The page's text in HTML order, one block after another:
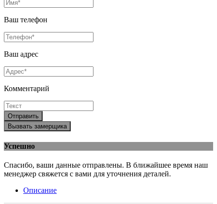
Ваш телефон
Ваш адрес
Комментарий
Отправить
Вызвать замерщика
Успешно
Спасибо, ваши данные отправлены. В ближайшее время наш
менеджер свяжется с вами для уточнения деталей.
Описание